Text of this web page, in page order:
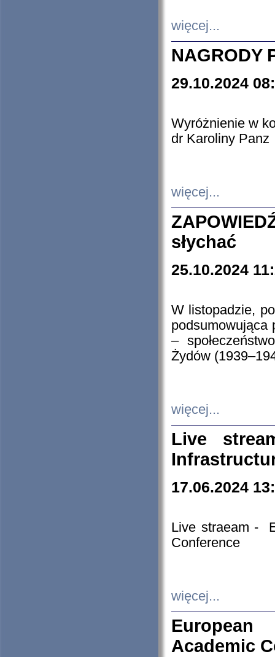
więcej...
NAGRODY
29.10.2024
Wyróżnienie w
dr Karoliny Panz
więcej...
słychać
25.10.2024
W listopadzie,
podsumowująca
–
Żydów
więcej...
Live
17.06.2024
Live straeam -
Conference
więcej...
European
Academic